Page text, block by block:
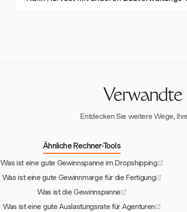
Verwandte
Entdecken Sie weitere Wege,
Ähnliche Rechner-Tools
Was ist eine gute Gewinnspanne im Dropshipping
Was ist eine gute Gewinnmarge für die Fertigung
Was ist die Gewinnspanne
Was ist eine gute Auslastungsrate für Agenturen